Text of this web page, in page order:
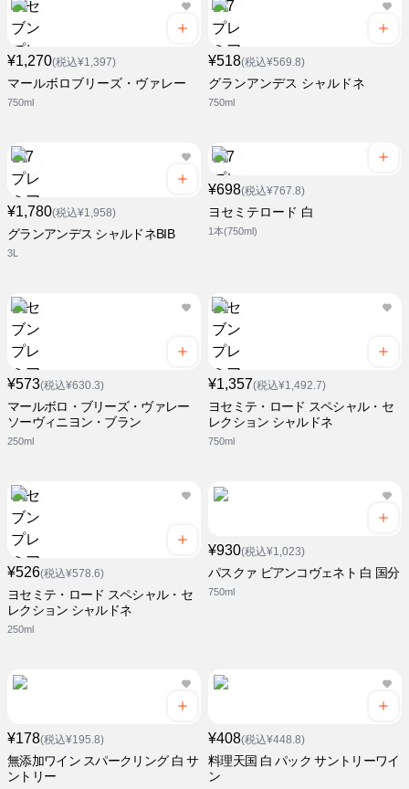
¥1,270(税込¥1,397)
マールボロブリーズ・ヴァレー
750ml
¥518(税込¥569.8)
グランアンデス シャルドネ
750ml
¥1,780(税込¥1,958)
グランアンデス シャルドネBIB
3L
¥698(税込¥767.8)
ヨセミテロード 白
1本(750ml)
¥573(税込¥630.3)
マールボロ・ブリーズ・ヴァレー
ソーヴィニヨン・ブラン
250ml
¥1,357(税込¥1,492.7)
ヨセミテ・ロード スペシャル・セ
レクション シャルドネ
750ml
¥526(税込¥578.6)
ヨセミテ・ロード スペシャル・セ
レクション シャルドネ
250ml
¥930(税込¥1,023)
パスクァ ビアンコヴェネト 白 国分
750ml
¥178(税込¥195.8)
無添加ワイン スパークリング 白 サ
ントリー
¥408(税込¥448.8)
料理天国 白 パック サントリーワイ
ン